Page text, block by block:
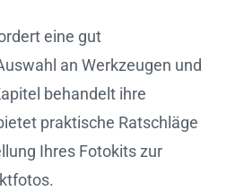
eine gut
an Werkzeugen und
behandelt ihre
praktische Ratschläge
Ihres Fotokits zur